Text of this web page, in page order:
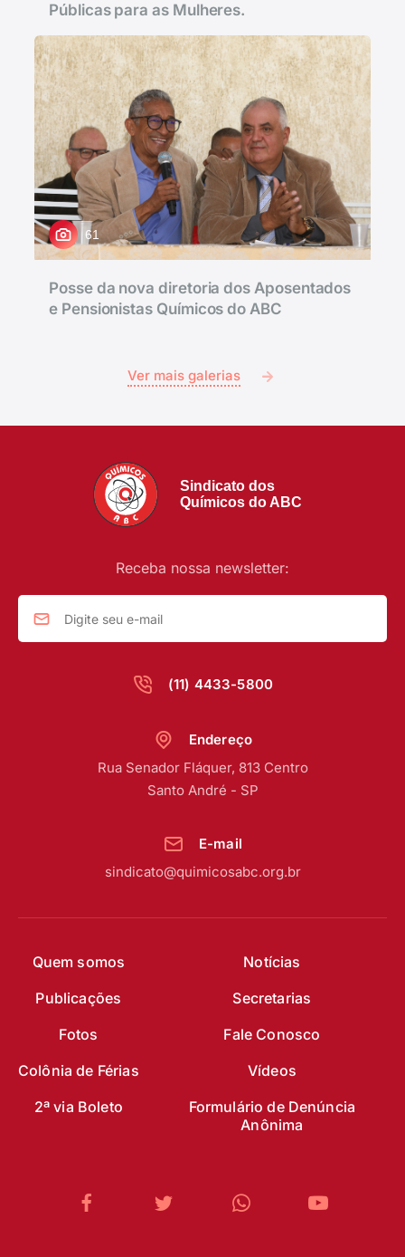
Mesa de votação das propostas deliberadas nas
plenárias preparatórias para 14º Congresso do
Sindicato dos Quimicos do ABC realizado no Hotel
Estância Atibainha. Nazaré Paulista - SP. Fotos Dino
Públicas para as Mulheres.
61
Posse da nova diretoria dos Aposentados
e Pensionistas Químicos do ABC
Ver mais galerias
Sindicato dos
Químicos do ABC
(11) 4433-5800
Receba nossa newsletter:
Quem somos
Notícias
Publicações
Secretarias
Fotos
Fale Conosco
Colônia de Férias
Vídeos
2ª via Boleto
Formulário de Denúncia
Anônima
Endereço
Rua Senador Fláquer, 813 Centro
Santo André - SP
E-mail
sindicato@quimicosabc.org.br